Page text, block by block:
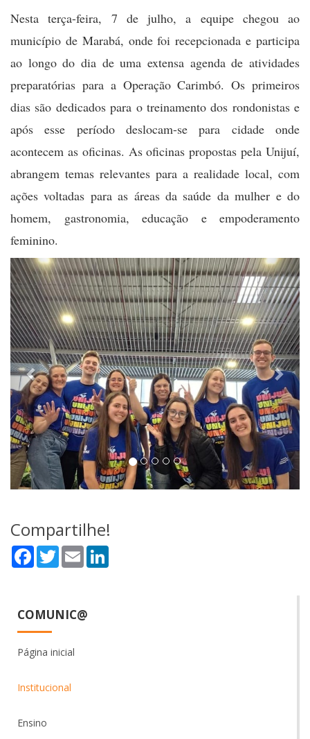
Nesta terça-feira, 7 de julho, a equipe chegou ao
município de Marabá, onde foi recepcionada e participa
ao longo do dia de uma extensa agenda de atividades
preparatórias para a Operação Carimbó. Os primeiros
dias são dedicados para o treinamento dos rondonistas e
após esse período deslocam-se para cidade onde
acontecem as oficinas. As oficinas propostas pela Unijuí,
abrangem temas relevantes para a realidade local, com
ações voltadas para as áreas da saúde da mulher e do
homem, gastronomia, educação e empoderamento
feminino.
Compartilhe!
Facebook
TwitterEmail
COMUNIC@
Página inicial
Institucional
Ensino